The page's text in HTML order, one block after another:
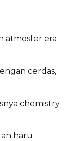
atmosfer era
cerdas,
chemistry
haru